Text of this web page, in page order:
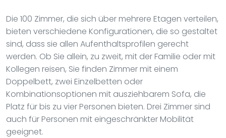
Die 100 Zimmer, die sich über mehrere Etagen verteilen,
bieten verschiedene Konfigurationen, die so gestaltet
sind, dass sie allen Aufenthaltsprofilen gerecht
werden. Ob Sie allein, zu zweit, mit der Familie oder mit
Kollegen reisen, Sie finden Zimmer mit einem
Doppelbett, zwei Einzelbetten oder
Kombinationsoptionen mit ausziehbarem Sofa, die
Platz für bis zu vier Personen bieten. Drei Zimmer sind
auch für Personen mit eingeschränkter Mobilität
geeignet.